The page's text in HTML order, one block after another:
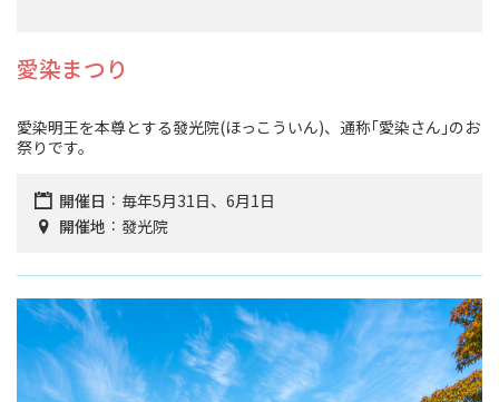
愛染まつり
愛染明王を本尊とする發光院(ほっこういん)、通称｢愛染さん｣のお
祭りです。
開催日
毎年5月31日、6月1日
開催地
發光院